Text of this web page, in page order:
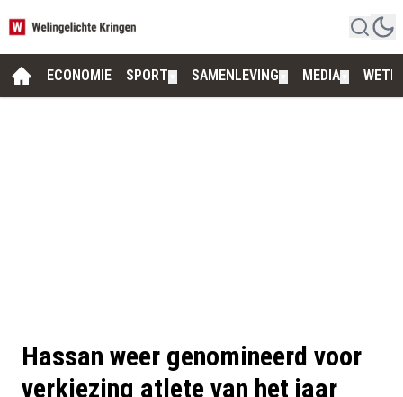
ECONOMIE SPORT SAMENLEVING MEDIA
Hassan weer genomineerd voor
verkiezing atlete van het jaar